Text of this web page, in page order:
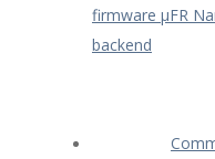
firmware μFR
backend